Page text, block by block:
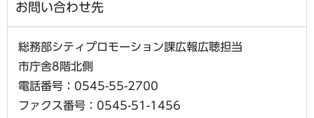
お問い合わせ先
総務部シティプロモーション課広報広聴担当
市庁舎8階北側
電話番号：0545-55-2700
ファクス番号：0545-51-1456